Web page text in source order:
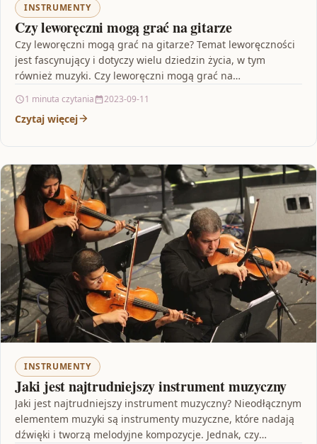
INSTRUMENTY
Czy leworęczni mogą grać na gitarze
Czy leworęczni mogą grać na gitarze? Temat leworęczności
jest fascynujący i dotyczy wielu dziedzin życia, w tym
również muzyki. Czy leworęczni mogą grać na…
1 minuta czytania 2023-09-11
Czytaj więcej
INSTRUMENTY
Jaki jest najtrudniejszy instrument muzyczny
Jaki jest najtrudniejszy instrument muzyczny? Nieodłącznym
elementem muzyki są instrumenty muzyczne, które nadają
dźwięki i tworzą melodyjne kompozycje. Jednak, czy